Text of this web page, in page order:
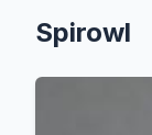
Spirowl